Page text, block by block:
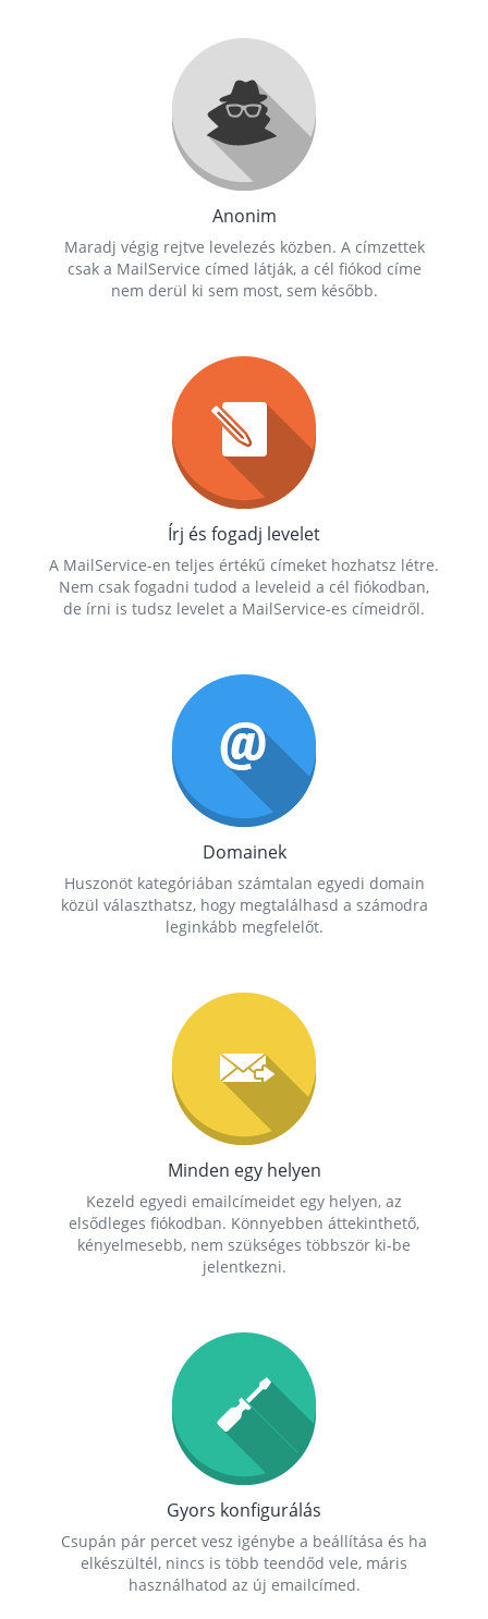
Anonim
Maradj végig rejtve levelezés közben. A címzettek
csak a MailService címed látják, a cél fiókod címe
nem derül ki sem most, sem később.
Írj és fogadj levelet
A MailService-en teljes értékű címeket hozhatsz létre.
Nem csak fogadni tudod a leveleid a cél fiókodban,
de írni is tudsz levelet a MailService-es címeidről.
Domainek
Huszonöt kategóriában számtalan egyedi domain
közül választhatsz, hogy megtalálhasd a számodra
leginkább megfelelőt.
Minden egy helyen
Kezeld egyedi emailcímeidet egy helyen, az
elsődleges fiókodban. Könnyebben áttekinthető,
kényelmesebb, nem szükséges többször ki-be
jelentkezni.
Gyors konfigurálás
Csupán pár percet vesz igénybe a beállítása és ha
elkészültél, nincs is több teendőd vele, máris
használhatod az új emailcímed.